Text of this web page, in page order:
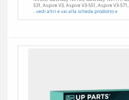
531, Aspire V3, Aspire V3-551, Aspire V3-
...vedi altri e vai alla scheda prodotto